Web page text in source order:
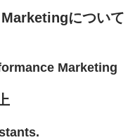
について
Marketing